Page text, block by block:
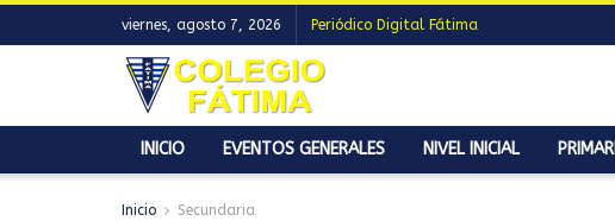
viernes, agosto 7, 2026 Periódico Digital Fátima
INICIO EVENTOS GENERALES NIVEL INICIAL
Inicio Secundaria